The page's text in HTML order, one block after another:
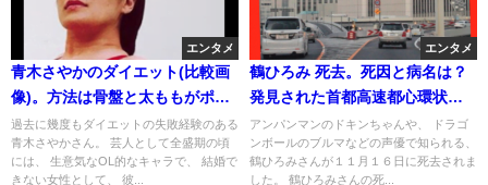
エンタメ
青木さやかのダイエット(比較画
像)。方法は骨盤と太ももがポイ
ント？(サタデープラスの動画)現
在の体重と身長
過去に幾度もダイエットの失敗経験のある
青木さやかさん。 芸人として全盛期の頃
には、 生意気なOL的なキャラで、 結婚で
きない女性として、 彼...
エンタメ
鶴ひろみ 死去。死因と病名は？
発見された首都高速都心環状線
と場所(画像・動画。結婚相手と
彼氏と子供は？
アンパンマンのドキンちゃんや、 ドラゴ
ンボールのブルマなどの声優で知られる、
鶴ひろみさんが１１月１６日に死去されま
した。 鶴ひろみさんの死...